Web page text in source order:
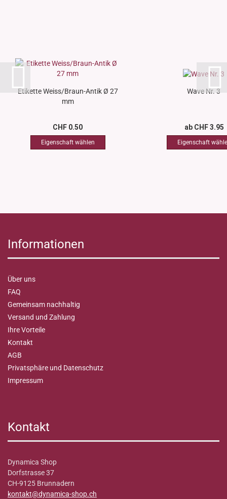
Etikette Weiss/Braun-Antik Ø 27
mm
CHF 0.50
Wave Nr. 3
ab CHF 3.95
Informationen
Über uns
FAQ
Gemeinsam nachhaltig
Versand und Zahlung
Ihre Vorteile
Kontakt
AGB
Privatsphäre und Datenschutz
Impressum
Kontakt
Dynamica Shop
Dorfstrasse 37
CH-9125 Brunnadern
kontakt@dynamica-shop.ch